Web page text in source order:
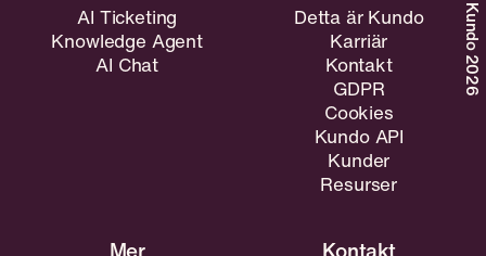
©Kundo 2026
AI Ticketing
Knowledge Agent
AI Chat
Detta är Kundo
Karriär
Kontakt
GDPR
Cookies
Kundo API
Kunder
Resurser